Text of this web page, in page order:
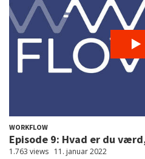
WORKFLOW
Episode 9: Hvad er du
1.763 views 11. januar 2022